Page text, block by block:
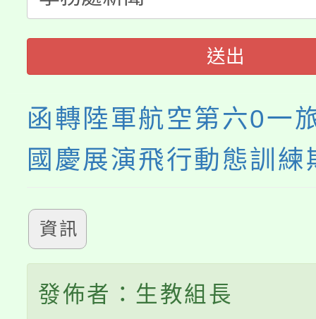
程
送出
函轉陸軍航空第六0一
國慶展演飛行動態訓練
資訊
發佈者：生教組長